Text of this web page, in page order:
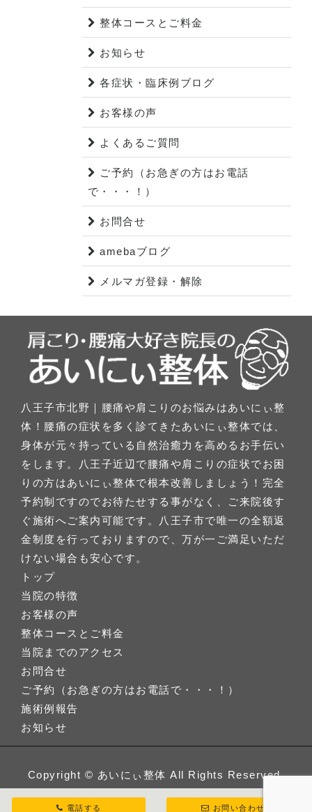
整体コースとご料金
お知らせ
各症状・臨床例ブログ
お客様の声
よくあるご質問
ご予約（お急ぎの方はお電話
で・・・！）
お問合せ
amebaブログ
メルマガ登録・解除
八王子市北野｜腰痛や肩こりのお悩みはあいにぃ整
体！腰痛の症状を多く診てきたあいにぃ整体では、
身体が元々持っている自然治癒力を高めるお手伝い
をします。八王子近辺で腰痛や肩こりの症状でお困
りの方はあいにぃ整体で根本改善しましょう！完全
予約制ですのでお待たせする事がなく、ご来院後す
ぐ施術へご案内可能です。八王子市で唯一の全額返
金制度を行っておりますので、万が一ご満足いただ
けない場合も安心です。
トップ
当院の特徴
お客様の声
整体コースとご料金
当院までのアクセス
お問合せ
ご予約（お急ぎの方はお電話で・・・！）
施術例報告
お知らせ
Copyright © あいにぃ整体 All Rights Reserved.
電話する お問い合わせ